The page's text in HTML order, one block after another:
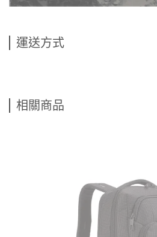
運送方式
相關商品